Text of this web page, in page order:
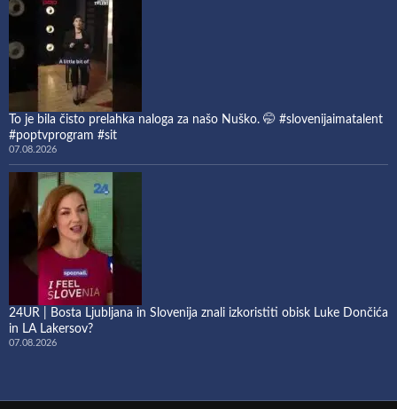
To je bila čisto prelahka naloga za našo Nuško. 🤭 #slovenijaimatalent
#poptvprogram #sit
07.08.2026
24UR | Bosta Ljubljana in Slovenija znali izkoristiti obisk Luke Dončića
in LA Lakersov?
07.08.2026